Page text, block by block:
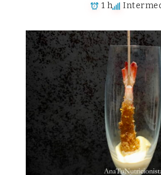
1 h